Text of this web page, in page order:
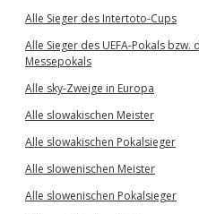
Alle Sieger des Intertoto-Cups
Alle Sieger des UEFA-Pokals
Messepokals
Alle sky-Zweige in Europa
Alle slowakischen Meister
Alle slowakischen Pokalsieger
Alle slowenischen Meister
Alle slowenischen Pokalsieger